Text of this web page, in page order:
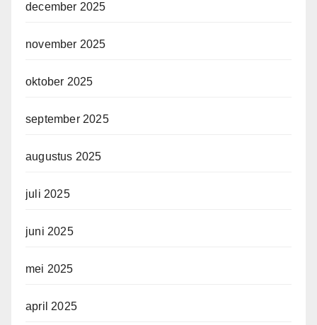
december 2025
november 2025
oktober 2025
september 2025
augustus 2025
juli 2025
juni 2025
mei 2025
april 2025